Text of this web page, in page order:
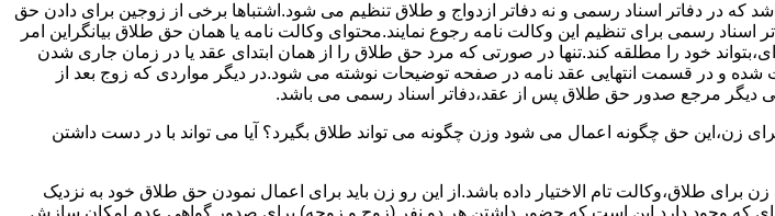
در دفاتر اسناد رسمی و نه دفاتر ازدواج و طلاق تنظیم می شود.اشتباها برخی از زوجین برای دادن حق
رسمی برای تنظیم این وکالت نامه رجوع نمایند.محتوای وکالت نامه یا همان حق طلاق بیانگراین امر
خود را مطلقه کند.تنها در صورتی که مرد حق طلاق را از همان ابتدای عقد یا در زمان جاری شدن
شده و در قسمت انتهایی عقد نامه در صفحه توضیحات نوشته می شود.در دیگر مواردی که زوج بعد از
دیگر مرجع صدور حق طلاق پس از عقد،دفاتر اسناد رسمی می باشد.
حق چگونه اعمال می شود وزن چگونه می تواند طلاق بگیرد؟ آیا می تواند با در دست داشتن
طلاق،وکالت تام الاختیار داده باشد.از این رو زن باید برای اعمال نمودن حق طلاق خود به نزدیک